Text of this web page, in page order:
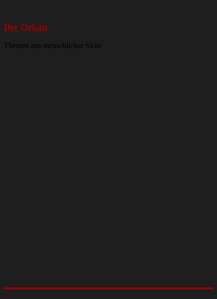
Der Orkan
Themen aus menschlicher Sicht